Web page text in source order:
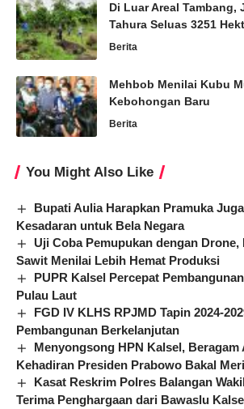
Di Luar Areal Tambang,
Tahura Seluas 3251
Berita
Mehbob Menilai Kubu
Kebohongan Baru
Berita
You Might Also Like
Bupati Aulia Harapkan Pramuka
Kesadaran untuk Bela Negara
Uji Coba Pemupukan dengan Drone,
Sawit Menilai Lebih Hemat Produksi
PUPR Kalsel Percepat
Pulau Laut
FGD IV KLHS RPJMD Tapin 2024-
Pembangunan Berkelanjutan
Menyongsong HPN Kalsel, Beragam
Kehadiran Presiden Prabowo Bakal
Kasat Reskrim Polres Balangan
Terima Penghargaan dari Bawaslu